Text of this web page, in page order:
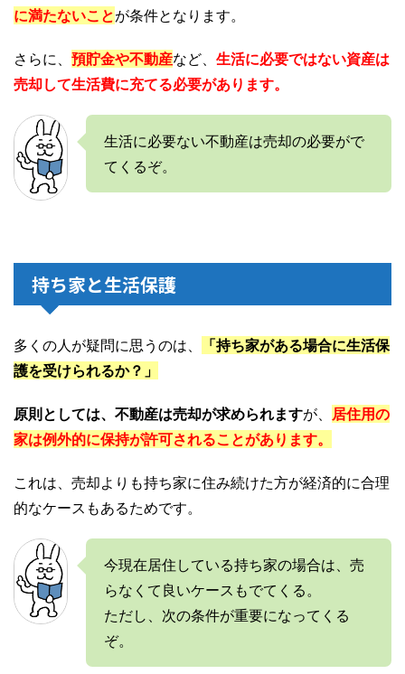
に満たないことが条件となります。
さらに、 預貯金や不動産など、 生活に必要ではない資産は
売却して生活費に充てる必要があります。
生活に必要ない不動産は売却の必要がで
てくるぞ。
持ち家と生活保護
多くの人が疑問に思うのは、
「持ち家がある場合に生活保
護を受けられるか？」
原則としては、不動産は売却が求められますが、 居住用の
家は例外的に保持が許可されることがあります。
これは、売却よりも持ち家に住み続けた方が経済的に合理
的なケースもあるためです。
今現在居住している持ち家の場合は、売
らなくて良いケースもでてくる。
ただし、次の条件が重要になってくる
ぞ。